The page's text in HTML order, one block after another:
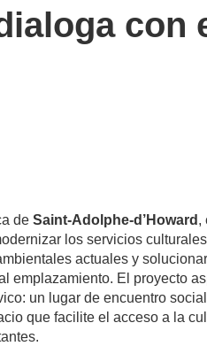
con
deSaint-Adolphe-d’Howard ,
los servicios
actuales y
emplazamiento. El proyecto
un lugar de encuentro
que facilite el acceso a la